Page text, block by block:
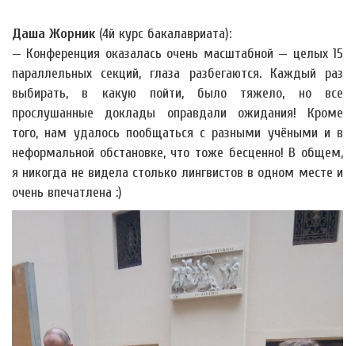
Даша Жорник (4й курс бакалавриата):
— Конференция оказалась очень масштабной — целых 15
параллельных секций, глаза разбегаются. Каждый раз
выбирать, в какую пойти, было тяжело, но все
прослушанные доклады оправдали ожидания! Кроме
того, нам удалось пообщаться с разными учёными и в
неформальной обстановке, что тоже бесценно! В общем,
я никогда не видела столько лингвистов в одном месте и
очень впечатлена :)